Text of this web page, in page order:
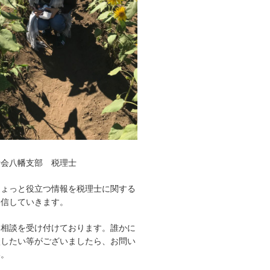
会八幡支部 税理士
っと役立つ情報を税理士に関する
していきます。
談を受け付けております。誰かに
たい等がございましたら、お問い